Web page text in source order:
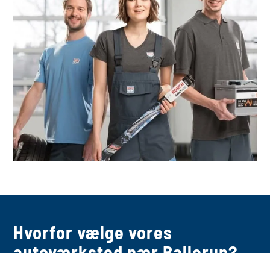
Hvorfor vælge vores